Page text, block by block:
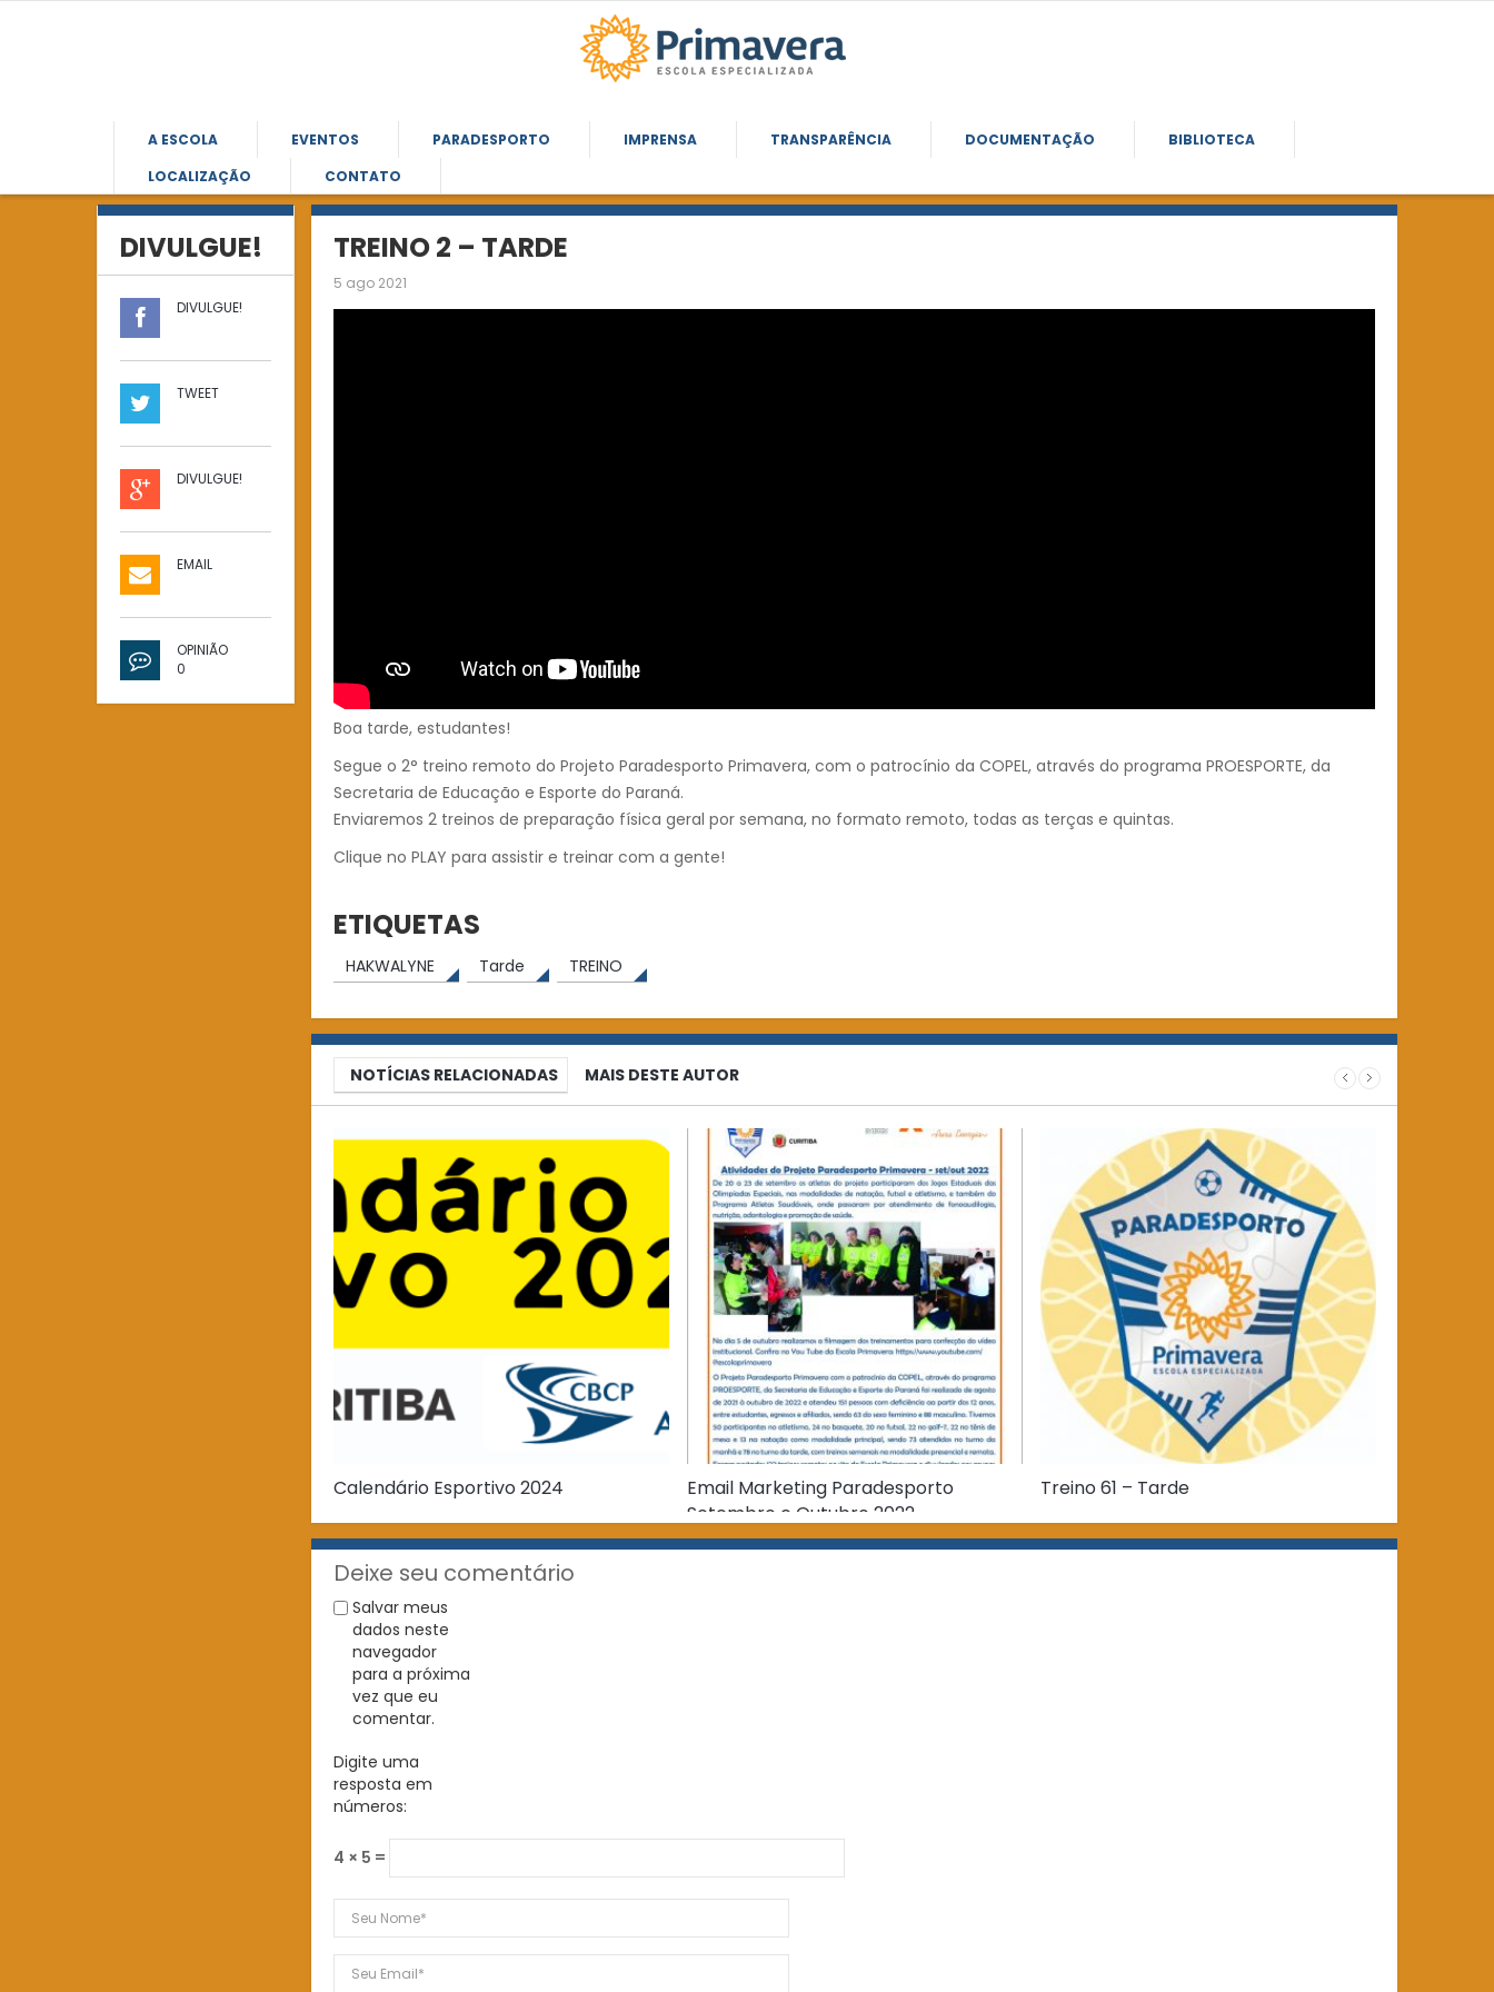
A ESCOLA EVENTOS PARADESPORTO IMPRENSA TRANSPARÊNCIA DOCUMENTAÇÃO
BIBLIOTECA
LOCALIZAÇÃO
CONTATO
DIVULGUE!
DIVULGUE!
TWEET
DIVULGUE!
EMAIL
OPINIÃO
0
TREINO 2 – TARDE
5 ago 2021
Boa tarde, estudantes!
Segue o 2° treino remoto do Projeto Paradesporto Primavera, com o patrocínio da COPEL, através do programa PROESPORTE, da
Secretaria de Educação e Esporte do Paraná.
Enviaremos 2 treinos de preparação física geral por semana, no formato remoto, todas as terças e quintas.
Clique no PLAY para assistir e treinar com a gente!
ETIQUETAS
HAKWALYNE Tarde TREINO
NOTÍCIAS RELACIONADAS MAIS DESTE AUTOR
Calendário Esportivo 2024
Email Marketing Paradesporto
Setembro e Outubro 2022
Treino 61 – Tarde
Deixe seu comentário
Salvar meus
dados neste
navegador
para a próxima
vez que eu
comentar.
Digite uma
resposta em
números:
4 × 5 =